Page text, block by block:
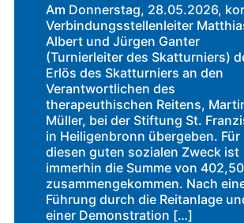
Am Donnerstag, 28.05.2026,
Verbindungsstellenleiter
Albert und Jürgen Ganter
(Turnierleiter des Skatturniers)
Erlös des Skatturniers an den
Verantwortlichen des
therapeuthischen Reitens,
Müller, bei der Stiftung St.
in Heiligenbronn übergeben. Für
diesen guten sozialen Zweck ist
immerhin die Summe von
zusammengekommen. Nach
Führung durch die Reitanlage
einer Demonstration […]